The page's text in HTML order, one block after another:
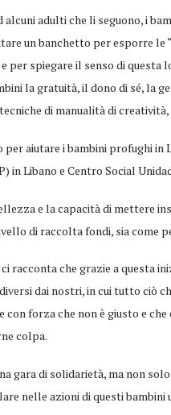
alcuni adulti che li seguono, i
un banchetto per esporre
per spiegare il senso di
la gratuità, il dono di sé, la
di manualità di
aiutare i bambini profughi
in Libano e Centro Social
e la capacità di mettere
di raccolta fondi, sia come
racconta che grazie a questa
dai nostri, in cui tutto ciò
con forza che non è giusto e
colpa.
gara di solidarietà, ma non
nelle azioni di questi